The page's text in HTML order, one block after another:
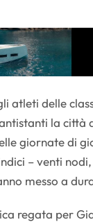
atleti delle
la città
giornate di
– venti
messo a
regata per